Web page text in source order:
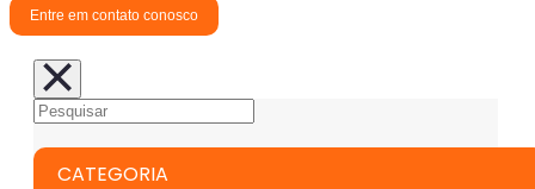
Entre em contato conosco
CATEGORIA